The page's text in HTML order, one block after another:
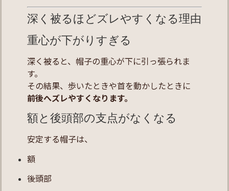
深く被るほどズレやすくなる理由
重心が下がりすぎる
深く被ると、帽子の重心が下に引っ張られま
す。
その結果、歩いたときや首を動かしたときに
前後へズレやすくなります。
額と後頭部の支点がなくなる
安定する帽子は、
額
後頭部